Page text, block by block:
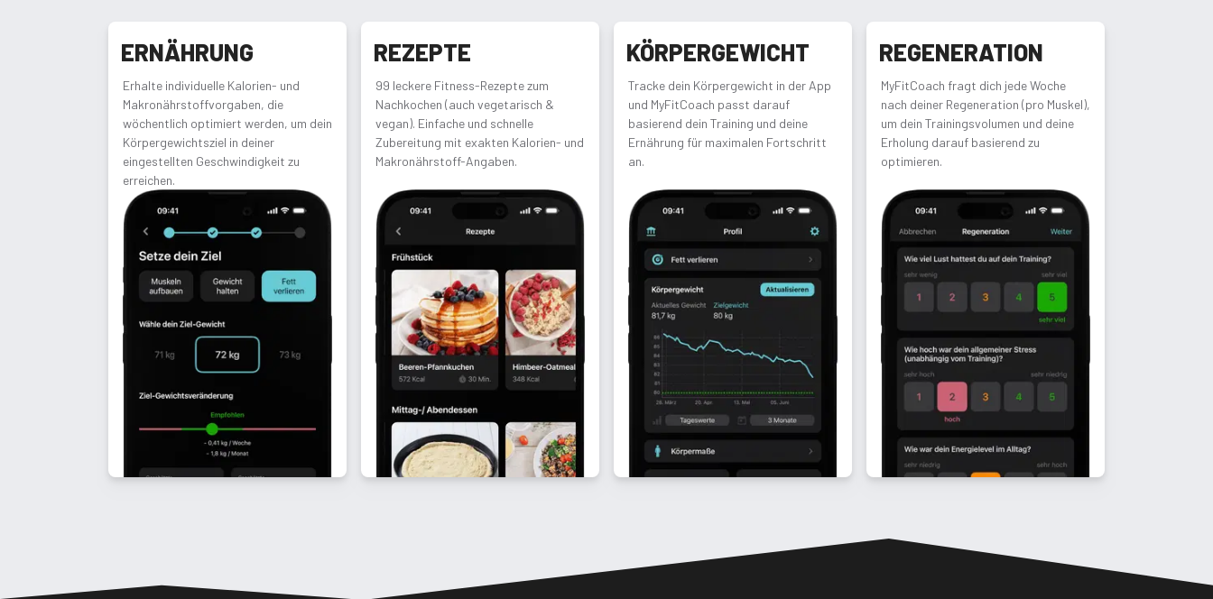
ERNÄHRUNG
Erhalte individuelle Kalorien- und
Makronährstoffvorgaben, die
wöchentlich optimiert werden, um dein
Körpergewichtsziel in deiner
eingestellten Geschwindigkeit zu
erreichen.
REZEPTE
99 leckere Fitness-Rezepte zum
Nachkochen (auch vegetarisch &
vegan). Einfache und schnelle
Zubereitung mit exakten Kalorien- und
Makronährstoff-Angaben.
KÖRPERGEWICHT
Tracke dein Körpergewicht in der App
und MyFitCoach passt darauf
basierend dein Training und deine
Ernährung für maximalen Fortschritt
an.
REGENERATION
MyFitCoach fragt dich jede Woche
nach deiner Regeneration (pro Muskel),
um dein Trainingsvolumen und deine
Erholung darauf basierend zu
optimieren.